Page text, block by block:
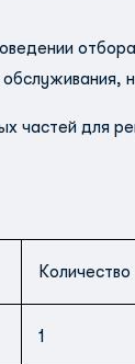
частей для
Количество
1